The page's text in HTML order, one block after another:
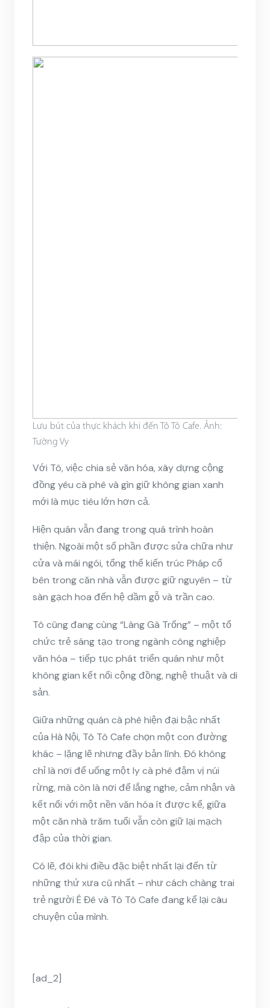
Lưu bút của thực khách khi đến Tô Tô Cafe. Ảnh:
Tường Vy
Với Tô, việc chia sẻ văn hóa, xây dựng cộng
đồng yêu cà phê và gìn giữ không gian xanh
mới là mục tiêu lớn hơn cả.
Hiện quán vẫn đang trong quá trình hoàn
thiện. Ngoài một số phần được sửa chữa như
cửa và mái ngói, tổng thể kiến trúc Pháp cổ
bên trong căn nhà vẫn được giữ nguyên – từ
sàn gạch hoa đến hệ dầm gỗ và trần cao.
Tô cũng đang cùng “Làng Gà Trống” – một tổ
chức trẻ sáng tạo trong ngành công nghiệp
văn hóa – tiếp tục phát triển quán như một
không gian kết nối cộng đồng, nghệ thuật và di
sản.
Giữa những quán cà phê hiện đại bậc nhất
của Hà Nội, Tô Tô Cafe chọn một con đường
khác – lặng lẽ nhưng đầy bản lĩnh. Đó không
chỉ là nơi để uống một ly cà phê đậm vị núi
rừng, mà còn là nơi để lắng nghe, cảm nhận và
kết nối với một nền văn hóa ít được kể, giữa
một căn nhà trăm tuổi vẫn còn giữ lại mạch
đập của thời gian.
Có lẽ, đôi khi điều đặc biệt nhất lại đến từ
những thứ xưa cũ nhất – như cách chàng trai
trẻ người Ê Đê và Tô Tô Cafe đang kể lại câu
chuyện của mình.
[ad_2]